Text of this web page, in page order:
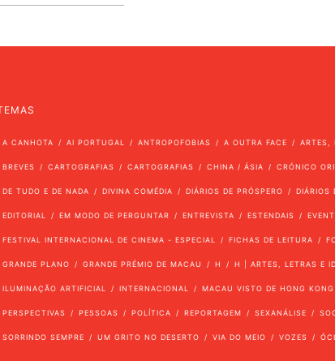
A CANHOTA AI PORTUGAL ANTROPOFOBIAS A OUTRA FACE ARTES,
BREVES CARTOGRAFIAS CARTOGRAFIAS CHINA / ÁSIA CRÓNICO
DE TUDO E DE NADA DIVINA COMÉDIA DIÁRIOS DE PRÓSPERO DIÁRIOS
EDITORIAL EM MODO DE PERGUNTAR ENTREVISTA ESTENDAIS
FESTIVAL INTERNACIONAL DE CINEMA - ESPECIAL FICHAS DE LEITURA
GRANDE PLANO GRANDE PRÉMIO DE MACAU H H | ARTES, LETRAS E
ILUMINAÇÃO ARTIFICIAL INTERNACIONAL MACAU VISTO DE HONG KONG
PERSPECTIVAS PESSOAS POLÍTICA REPORTAGEM SEXANÁLISE
SORRINDO SEMPRE UM GRITO NO DESERTO VIA DO MEIO VOZES